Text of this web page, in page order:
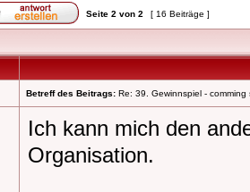
Seite 2 von 2 [ 16 Beiträge ]
Betreff des Beitrags: Re: 39. Gewinnspiel - comming
Ich kann mich den
Organisation.